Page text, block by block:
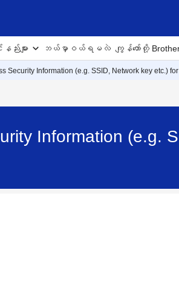
းများ ဘယ်မှာဝယ်ရမလဲ ကျွန်တော်တို့ Brother
Security Information (e.g. SSID, Network key etc.)
Information (e.g.